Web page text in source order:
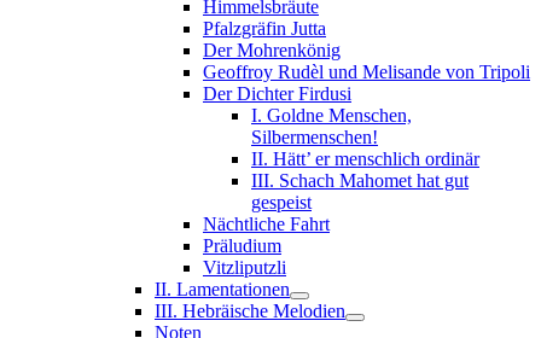
Himmelsbräute
Pfalzgräfin Jutta
Der Mohrenkönig
Geoffroy Rudèl und Melisande von Tripoli
Der Dichter Firdusi
I. Goldne Menschen,
Silbermenschen!
II. Hätt’ er menschlich ordinär
III. Schach Mahomet hat gut
gespeist
Nächtliche Fahrt
Präludium
Vitzliputzli
II. Lamentationen
III. Hebräische Melodien
Noten